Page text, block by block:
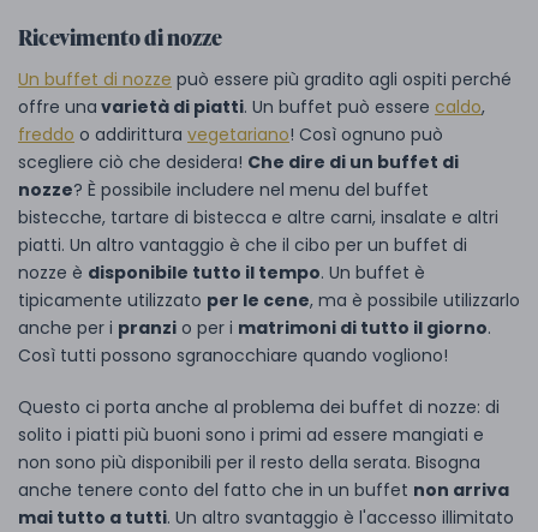
Ricevimento di nozze
Un buffet di nozze può essere più gradito agli ospiti perché
offre una varietà di piatti. Un buffet può essere caldo,
freddo o addirittura vegetariano! Così ognuno può
scegliere ciò che desidera! Che dire di un buffet di
nozze? È possibile includere nel menu del buffet
bistecche, tartare di bistecca e altre carni, insalate e altri
piatti. Un altro vantaggio è che il cibo per un buffet di
nozze è disponibile tutto il tempo. Un buffet è
tipicamente utilizzato per le cene, ma è possibile utilizzarlo
anche per i pranzi o per i matrimoni di tutto il giorno.
Così tutti possono sgranocchiare quando vogliono!
Questo ci porta anche al problema dei buffet di nozze: di
solito i piatti più buoni sono i primi ad essere mangiati e
non sono più disponibili per il resto della serata. Bisogna
anche tenere conto del fatto che in un buffet non arriva
mai tutto a tutti. Un altro svantaggio è l'accesso illimitato